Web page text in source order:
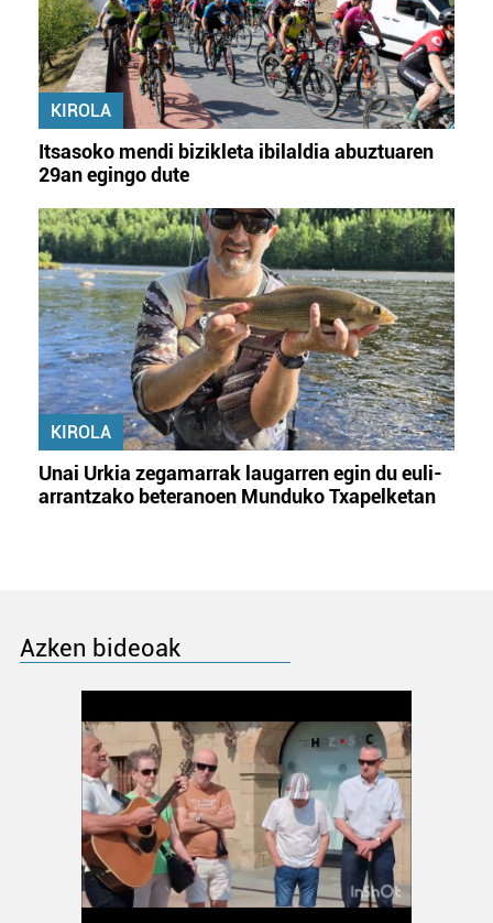
KIROLA
Itsasoko mendi bizikleta ibilaldia abuztuaren
29an egingo dute
KIROLA
Unai Urkia zegamarrak laugarren egin du euli-
arrantzako beteranoen Munduko Txapelketan
Azken bideoak